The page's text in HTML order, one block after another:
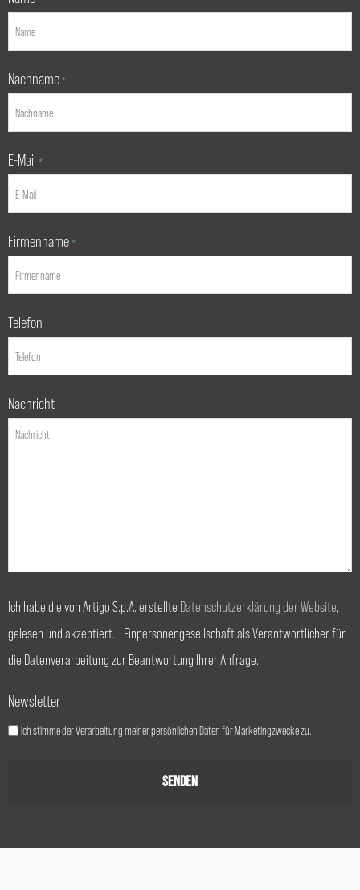
Nachname *
E-Mail *
Firmenname *
Telefon
Nachricht
Ich habe die von Artigo S.p.A. erstellte Datenschutzerklärung der Website,
gelesen und akzeptiert. - Einpersonengesellschaft als Verantwortlicher für
die Datenverarbeitung zur Beantwortung Ihrer Anfrage.
Newsletter
Ich stimme der Verarbeitung meiner persönlichen Daten für Marketingzwecke zu.